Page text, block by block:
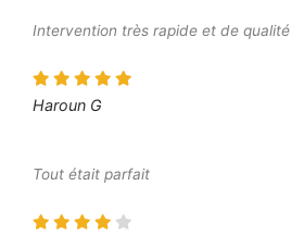
Intervention très rapide et de qualité
Haroun G
Tout était parfait